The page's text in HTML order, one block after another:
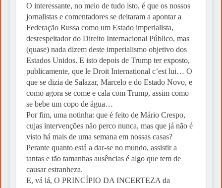
O interessante, no meio de tudo isto, é que os nossos
jornalistas e comentadores se deitaram a apontar a
Federação Russa como um Estado imperialista,
desrespeitador do Direito Internacional Público, mas
(quase) nada dizem deste imperialismo objetivo dos
Estados Unidos. E isto depois de Trump ter exposto,
publicamente, que le Droit International c’est lui… O
que se dizia de Salazar, Marcelo e do Estado Novo, e
como agora se come e cala com Trump, assim como
se bebe um copo de água…
Por fim, uma notinha: que é feito de Mário Crespo,
cujas intervenções não perco nunca, mas que já não é
visto há mais de uma semana em nossas casas?
Perante quanto está a dar-se no mundo, assistir a
tantas e tão tamanhas ausências é algo que tem de
causar estranheza.
E, vá lá, O PRINCÍPIO DA INCERTEZA da